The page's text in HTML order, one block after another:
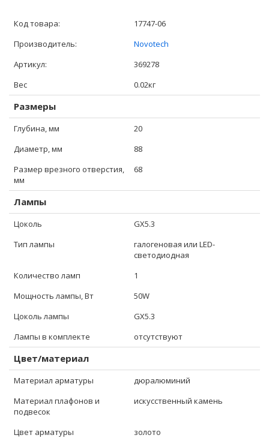
Код товара:
17747-06
Производитель:
Novotech
Артикул:
369278
Вес
0.02кг
Размеры
Глубина, мм
20
Диаметр, мм
88
Размер врезного отверстия,
мм
68
Лампы
Цоколь
GX5.3
Тип лампы
галогеновая или LED-
светодиодная
Количество ламп
1
Мощность лампы, Вт
50W
Цоколь лампы
GX5.3
Лампы в комплекте
отсутствуют
Цвет/материал
Материал арматуры
дюралюминий
Материал плафонов и
подвесок
искусственный камень
Цвет арматуры золото